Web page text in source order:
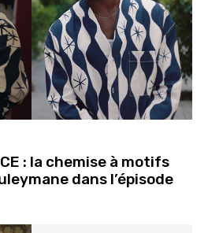
: la chemise à motifs
dans l’épisode